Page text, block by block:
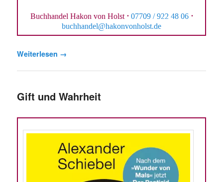
Buchhandel Hakon von Holst · 07709 / 922 48 06 ·
buchhandel@hakonvonholst.de
Weiterlesen →
Gift und Wahrheit